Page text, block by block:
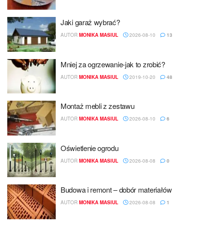
Jaki garaż wybrać?
AUTOR MONIKA MASIUL 2026-08-10 13
Mniej za ogrzewanie-jak to zrobić?
AUTOR MONIKA MASIUL 2019-10-20 48
Montaż mebli z zestawu
AUTOR MONIKA MASIUL 2026-08-10 6
Oświetlenie ogrodu
AUTOR MONIKA MASIUL 2026-08-08 0
Budowa i remont – dobór materiałów
AUTOR MONIKA MASIUL 2026-08-08 1